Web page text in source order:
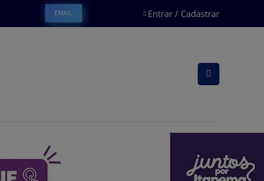
EMAIL Entrar / Cadastrar